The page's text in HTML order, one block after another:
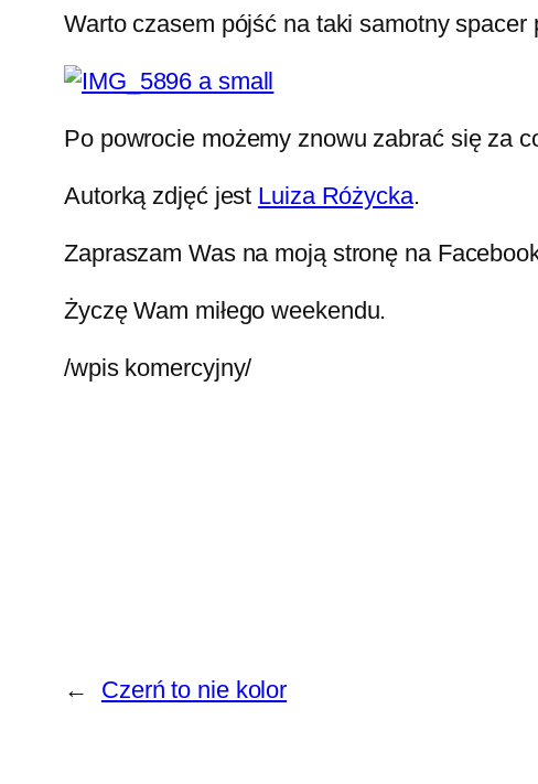
Warto czasem pójść na taki samotny spacer
Po powrocie możemy znowu zabrać się za
Autorką zdjęć jest Luiza Różycka.
Zapraszam Was na moją stronę na
Życzę Wam miłego weekendu.
/wpis komercyjny/
← Czerń to nie kolor